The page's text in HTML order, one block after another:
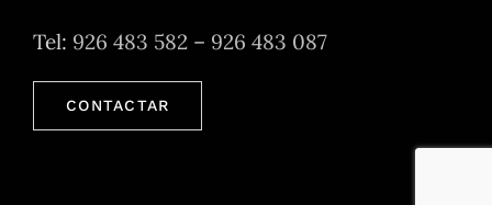
Tel: 926 483 582 – 926 483 087
CONTACTAR